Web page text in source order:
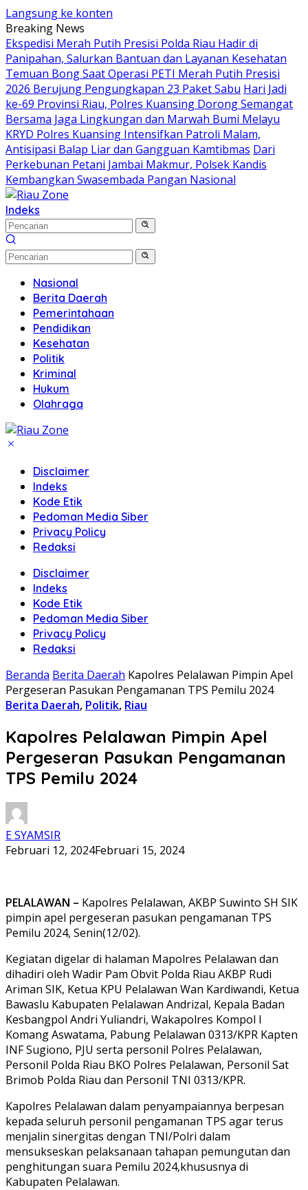
Langsung ke konten
Breaking News
Ekspedisi Merah Putih Presisi Polda Riau Hadir di
Panipahan, Salurkan Bantuan dan Layanan Kesehatan
Temuan Bong Saat Operasi PETI Merah Putih Presisi
2026 Berujung Pengungkapan 23 Paket Sabu Hari Jadi
ke-69 Provinsi Riau, Polres Kuansing Dorong Semangat
Bersama Jaga Lingkungan dan Marwah Bumi Melayu
KRYD Polres Kuansing Intensifkan Patroli Malam,
Antisipasi Balap Liar dan Gangguan Kamtibmas Dari
Perkebunan Petani Jambai Makmur, Polsek Kandis
Kembangkan Swasembada Pangan Nasional
Indeks
Nasional
Berita Daerah
Pemerintahaan
Pendidikan
Kesehatan
Politik
Kriminal
Hukum
Olahraga
Disclaimer
Indeks
Kode Etik
Pedoman Media Siber
Privacy Policy
Redaksi
Disclaimer
Indeks
Kode Etik
Pedoman Media Siber
Privacy Policy
Redaksi
Beranda Berita Daerah Kapolres Pelalawan Pimpin Apel
Pergeseran Pasukan Pengamanan TPS Pemilu 2024
Berita Daerah, Politik, Riau
Kapolres Pelalawan Pimpin Apel
Pergeseran Pasukan Pengamanan
TPS Pemilu 2024
E SYAMSIR
Februari 12, 2024Februari 15, 2024
PELALAWAN – Kapolres Pelalawan, AKBP Suwinto SH SIK
pimpin apel pergeseran pasukan pengamanan TPS
Pemilu 2024, Senin(12/02).
Kegiatan digelar di halaman Mapolres Pelalawan dan
dihadiri oleh Wadir Pam Obvit Polda Riau AKBP Rudi
Ariman SIK, Ketua KPU Pelalawan Wan Kardiwandi, Ketua
Bawaslu Kabupaten Pelalawan Andrizal, Kepala Badan
Kesbangpol Andri Yuliandri, Wakapolres Kompol I
Komang Aswatama, Pabung Pelalawan 0313/KPR Kapten
INF Sugiono, PJU serta personil Polres Pelalawan,
Personil Polda Riau BKO Polres Pelalawan, Personil Sat
Brimob Polda Riau dan Personil TNI 0313/KPR.
Kapolres Pelalawan dalam penyampaiannya berpesan
kepada seluruh personil pengamanan TPS agar terus
menjalin sinergitas dengan TNI/Polri dalam
mensukseskan pelaksanaan tahapan pemungutan dan
penghitungan suara Pemilu 2024,khususnya di
Kabupaten Pelalawan.